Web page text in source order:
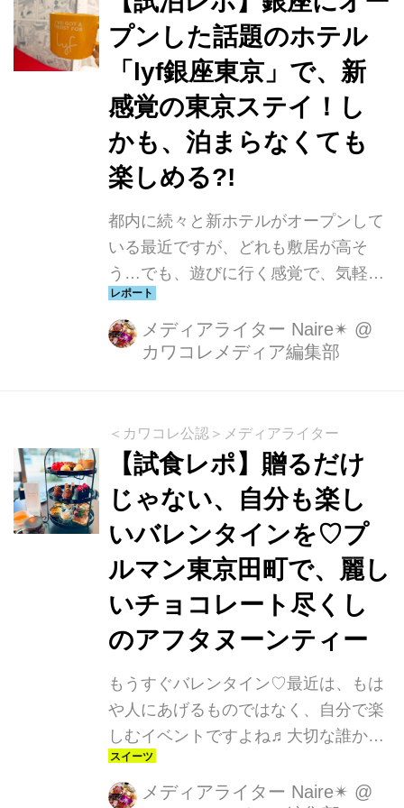
プンした話題のホテル
「lyf銀座東京」で、新
感覚の東京ステイ！し
かも、泊まらなくても
楽しめる?!
都内に続々と新ホテルがオープンして
いる最近ですが、どれも敷居が高そ
う…でも、遊びに行く感覚で、気軽に
行けるホテルが銀座にあるって知って
いますか?!今回は、銀座に昨年末にオ
ープンした「lyf銀座東京」をご紹介し
メディアライター Naire✴︎ @
カワコレメディア編集部
＜カワコレ公認＞メディアライター
【試食レポ】贈るだけ
じゃない、自分も楽し
いバレンタインを♡プ
ルマン東京田町で、麗し
いチョコレート尽くし
のアフタヌーンティー
もうすぐバレンタイン♡最近は、もは
や人にあげるものではなく、自分で楽
しむイベントですよね♬大切な誰かと
一緒に、ゆっくりバレンタインを過ご
したい時におすすめなのが、ホテルの
メディアライター Naire✴︎ @